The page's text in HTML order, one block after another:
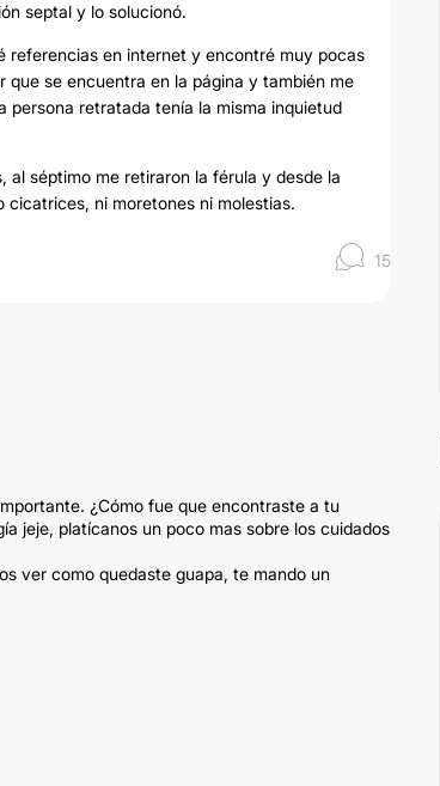
septal y lo solucionó.
referencias en internet y encontré muy pocas
se encuentra en la página y también me
persona retratada tenía la misma inquietud
al séptimo me retiraron la férula y desde la
cicatrices, ni moretones ni molestias.
15
¿Cómo fue que encontraste a tu
jeje, platícanos un poco mas sobre los cuidados
ver como quedaste guapa, te mando un